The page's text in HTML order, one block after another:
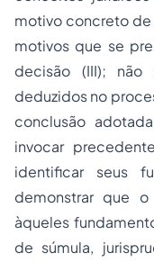
motivo concreto de
motivos que se
decisão (III); não
deduzidos no
conclusão
invocar
identificar seus
demonstrar que
àqueles
de súmula,